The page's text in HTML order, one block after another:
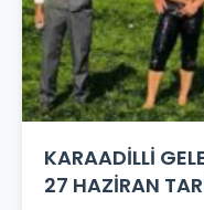
KARAADİLLİ
27 HAZİRAN